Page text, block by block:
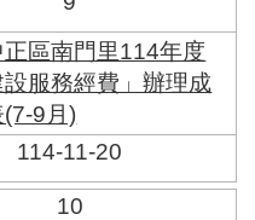
區南門里114年度
設服務經費」辦理成
9月)
114-11-20
10